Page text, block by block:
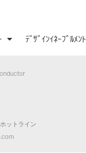
ﾃﾞｻﾞｲﾝｲﾈｰﾌﾞﾙﾒﾝﾄ
ットライン